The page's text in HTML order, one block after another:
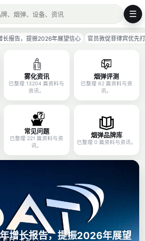
☰
长报告，提振2026年展望信心 官员敦促菲律宾优先
增长报告，提振2026年展望
雾化资讯
已整理 13204 篇资料与
资讯。
烟弹评测
已整理 62 篇资料与资
讯。
常见问题
已整理 221 篇资料与资
讯。
烟弹品牌库
已整理 0 篇资料与资讯。